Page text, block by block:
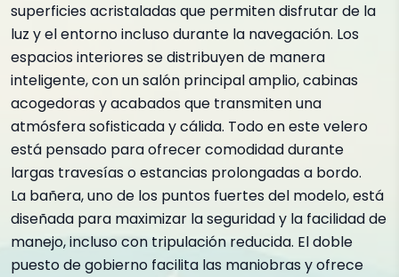
superficies acristaladas que permiten disfrutar de la
luz y el entorno incluso durante la navegación. Los
espacios interiores se distribuyen de manera
inteligente, con un salón principal amplio, cabinas
acogedoras y acabados que transmiten una
atmósfera sofisticada y cálida. Todo en este velero
está pensado para ofrecer comodidad durante
largas travesías o estancias prolongadas a bordo.
La bañera, uno de los puntos fuertes del modelo, está
diseñada para maximizar la seguridad y la facilidad de
manejo, incluso con tripulación reducida. El doble
puesto de gobierno facilita las maniobras y ofrece